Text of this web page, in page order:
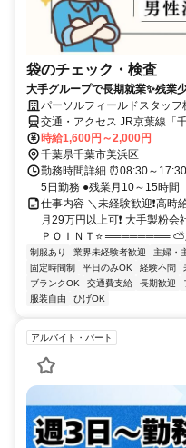
袋のチェック・検査
大手グループで長期就業✨残業
パーソルフィールドスタッ
ンター(千葉)/BR26-0570061
交通・アクセス JR京葉線「
「千葉駅」より民間バス10
時給1,600円～2,000円
千葉県千葉市美浜区
勤務時間詳細 ⏰08:30～
5日勤務 ●残業月10～15時間
仕事内容 ＼未経験歓迎❗高時
月29万円以上可❗ 大手製粉
ＰＯＩＮＴ⭐ ════════ ⛅
制服あり 業界未経験者歓迎 主婦・
固定時間制
平日のみOK 経験不問
ブランクOK
交通費支給 長期歓迎
服装自由
ひげOK
アルバイト・パート